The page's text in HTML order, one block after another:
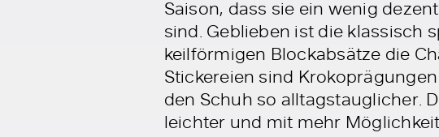
Saison, dass sie ein wenig
sind. Geblieben ist die klassisch
keilförmigen Blockabsätze die
Stickereien sind
den Schuh so alltagstauglicher.
leichter und mit mehr